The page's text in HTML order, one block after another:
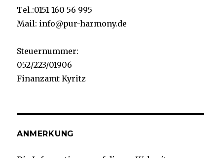
Tel.:0151 160 56 995
Mail: info@pur-harmony.de
Steuernummer:
052/223/01906
Finanzamt Kyritz
ANMERKUNG